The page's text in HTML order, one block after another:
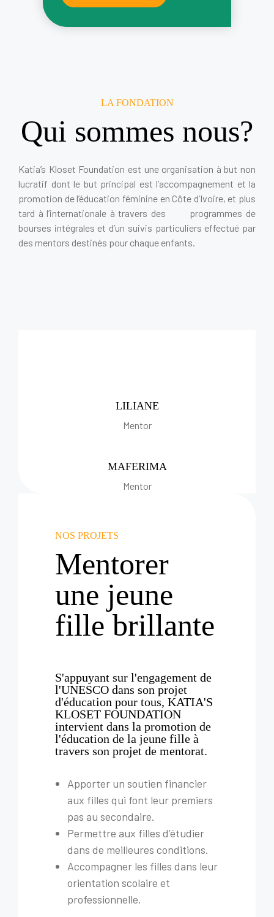
LA FONDATION
Qui sommes nous?
Katia’s Kloset Foundation est une organisation à but non
lucratif dont le but principal est l’accompagnement et la
promotion de l’éducation féminine en Côte d’Ivoire, et plus
tard à l’internationale à travers des programmes de
bourses intégrales et d’un suivis particuliers effectué par
des mentors destinés pour chaque enfants.
LILIANE
Mentor
MAFERIMA
Mentor
NOS PROJETS
Mentorer
une jeune
fille brillante
S'appuyant sur l'engagement de
l'UNESCO dans son projet
d'éducation pour tous, KATIA'S
KLOSET FOUNDATION
intervient dans la promotion de
l'éducation de la jeune fille à
travers son projet de mentorat.
Apporter un soutien financier
aux filles qui font leur premiers
pas au secondaire.
Permettre aux filles d’étudier
dans de meilleures conditions.
Accompagner les filles dans leur
orientation scolaire et
professionnelle.